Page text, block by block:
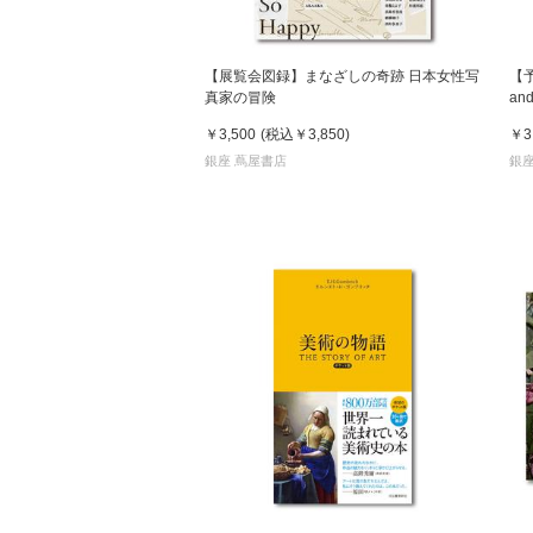
【展覧会図録】まなざしの奇跡 日本女性写
真家の冒険
￥3,500 (税込 ￥3,850)
銀座 蔦屋書店
￥
銀